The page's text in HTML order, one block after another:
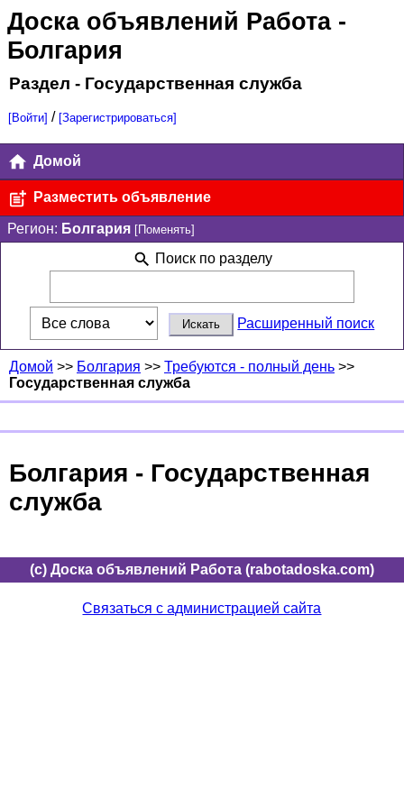
Доска объявлений Работа-
Болгария
Раздел - Государственная служба
[Войти] / [Зарегистрироваться]
Домой
Разместить объявление
Регион: Болгария [Поменять]
Поиск по разделу
Расширенный поиск
Домой >> Болгария >> Требуются - полный день >>
Государственная служба
Болгария - Государственная
служба
(c) Доска объявлений Работа (rabotadoska.com)
Связаться с администрацией сайта